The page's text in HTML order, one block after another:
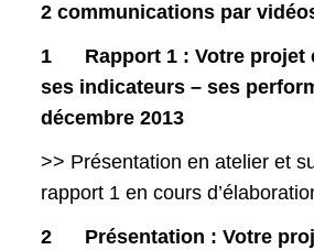
2 communications par
1 Rapport 1 : Votre
ses indicateurs – ses
décembre 2013
>> Présentation en atelier et
rapport 1 en cours
2 Présentation : Votre